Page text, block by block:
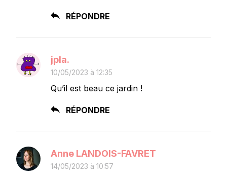
RÉPONDRE
jpla.
10/05/2023 à 12:35
Qu’il est beau ce jardin !
RÉPONDRE
Anne LANDOIS-FAVRET
14/05/2023 à 10:57